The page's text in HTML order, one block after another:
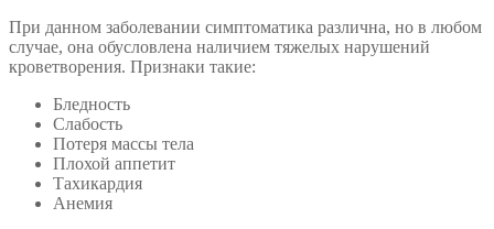
При данном заболевании симптоматика различна, но в любом
случае, она обусловлена наличием тяжелых нарушений
кроветворения. Признаки такие:
Бледность
Слабость
Потеря массы тела
Плохой аппетит
Тахикардия
Анемия